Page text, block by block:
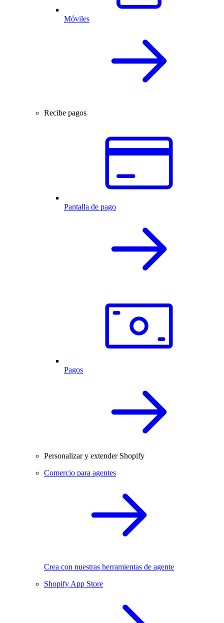
Móviles
Recibe pagos
Pantalla de pago
Pagos
Personalizar y extender Shopify
Comercio para agentes
Crea con nuestras herramientas de agente
Shopify App Store